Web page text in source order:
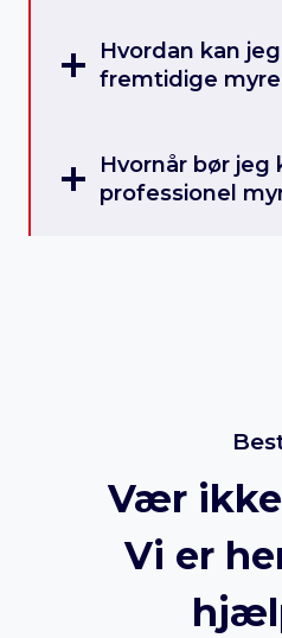
Hvordan kan
fremtidige
Hvornår bør jeg
professionel
Vær
Vi er